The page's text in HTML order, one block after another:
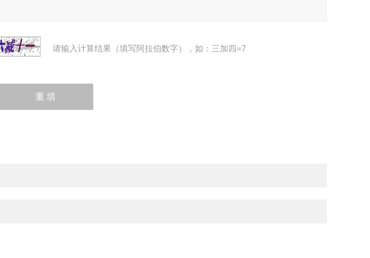
请输入计算结果（填写阿拉伯数字），如：三加四=7